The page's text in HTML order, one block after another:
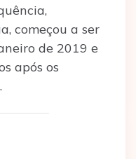
começou a ser
de 2019 e
após os